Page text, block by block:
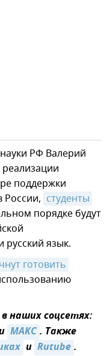
РФ Валерий
поддержки
России, студенты
порядке будут
русский язык.
готовить
наших соцсетях:
MAКС. Также
и Rutube.